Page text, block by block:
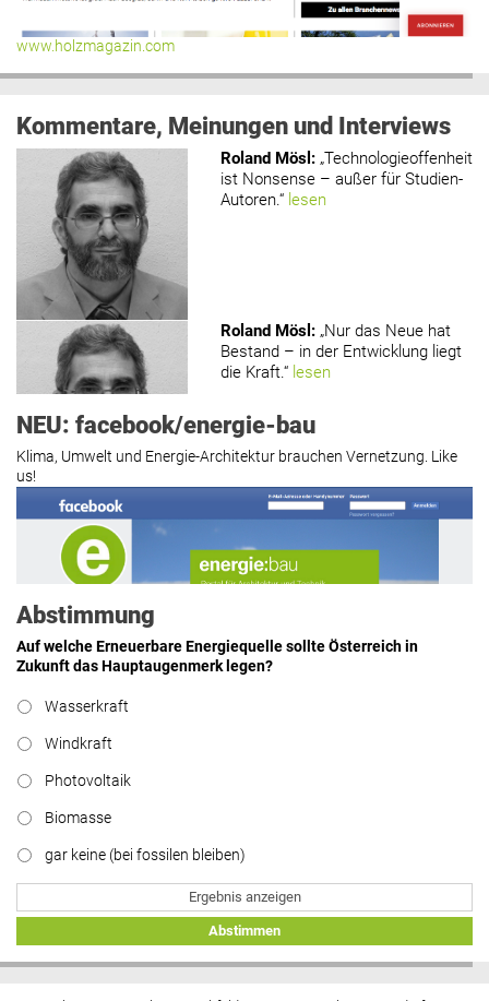
www.holzmagazin.com
Kommentare, Meinungen und Interviews
Roland Mösl : „Technologieoffenheit
ist Nonsense – außer für Studien-
Autoren.“ lesen
Roland Mösl : „Nur das Neue hat
Bestand – in der Entwicklung liegt
die Kraft.“ lesen
Roland Mösl: „Man wollte wohl
Kasse machen statt neue Produkte
erfinden.“ lesen
Hier geht’s zu allen Kommentaren
NEU: facebook/energie-bau
Klima, Umwelt und Energie-Architektur brauchen Vernetzung. Like
us!
Abstimmung
Auf welche Erneuerbare Energiequelle sollte Österreich in
Zukunft das Hauptaugenmerk legen?
Wasserkraft
Windkraft
Photovoltaik
Biomasse
gar keine (bei fossilen bleiben)
Ergebnis anzeigen
Abstimmen